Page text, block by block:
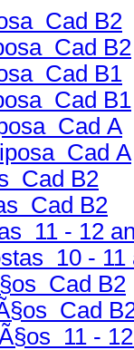
Cad B2
Cad B2
Cad B1
Cad B1
Cad A
Cad A
Cad B2
Cad B2
11 - 12
10 - 11
Cad B2
Cad
11 -